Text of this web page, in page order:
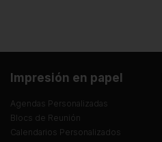
Impresión en papel
Agendas Personalizadas
Blocs de Reunión
Calendarios Personalizados